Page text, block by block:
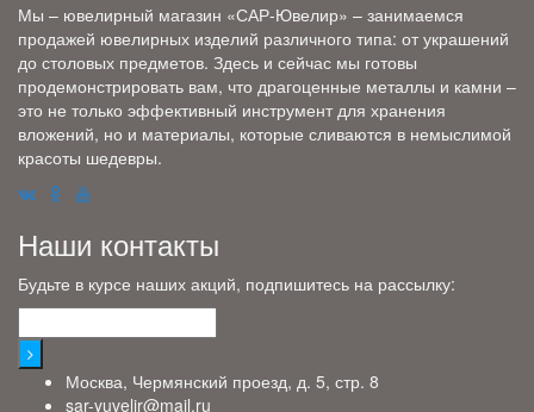
Мы – ювелирный магазин «САР-Ювелир» – занимаемся
продажей ювелирных изделий различного типа: от украшений
до столовых предметов. Здесь и сейчас мы готовы
продемонстрировать вам, что драгоценные металлы и камни –
это не только эффективный инструмент для хранения
вложений, но и материалы, которые сливаются в немыслимой
красоты шедевры.
Наши контакты
Будьте в курсе наших акций, подпишитесь на рассылку:
Москва, Чермянский проезд, д. 5, стр. 8
sar-yuvelir@mail.ru